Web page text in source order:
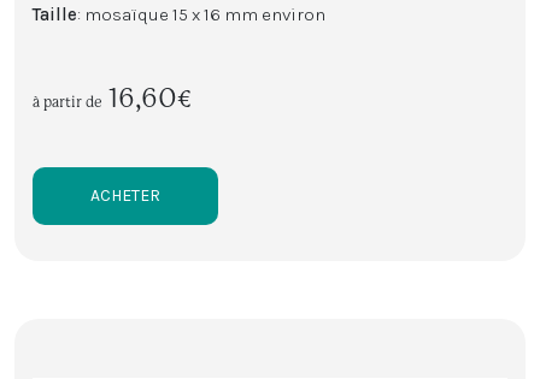
Taille: mosaïque 15 x 16 mm environ
à partir de 16,60€
ACHETER